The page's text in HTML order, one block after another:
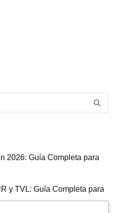
2026: Guía Completa para
y TVL: Guía Completa para